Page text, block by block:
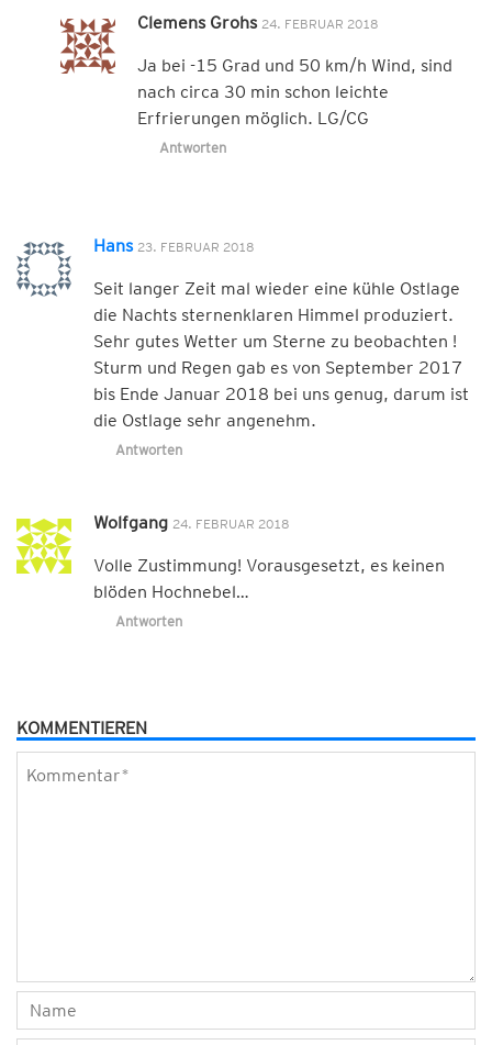
Clemens Grohs 24. FEBRUAR 2018
Ja bei -15 Grad und 50 km/h Wind, sind
nach circa 30 min schon leichte
Erfrierungen möglich. LG/CG
Antworten
Hans 23. FEBRUAR 2018
Seit langer Zeit mal wieder eine kühle Ostlage
die Nachts sternenklaren Himmel produziert.
Sehr gutes Wetter um Sterne zu beobachten !
Sturm und Regen gab es von September 2017
bis Ende Januar 2018 bei uns genug, darum ist
die Ostlage sehr angenehm.
Antworten
Wolfgang 24. FEBRUAR 2018
Volle Zustimmung! Vorausgesetzt, es keinen
blöden Hochnebel…
Antworten
KOMMENTIEREN